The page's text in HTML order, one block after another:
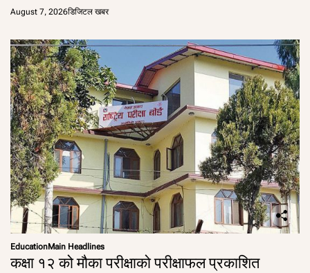
August 7, 2026डिजिटल खबर
EducationMain Headlines
कक्षा १२ को मौका परीक्षाको परीक्षाफल प्रकाशित